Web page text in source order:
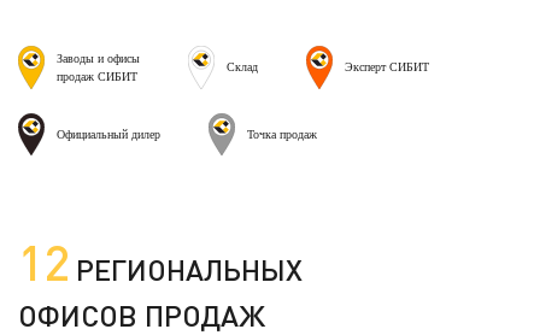
Заводы и офисы
продаж СИБИТ
Склад Эксперт СИБИТ
Официальный дилер Точка продаж
12 РЕГИОНАЛЬНЫХ
ОФИСОВ ПРОДАЖ